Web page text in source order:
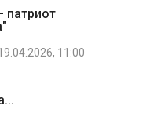
патриот
11:00